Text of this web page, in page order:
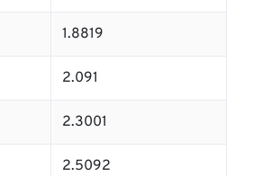
1.8819
2.091
2.3001
2.5092